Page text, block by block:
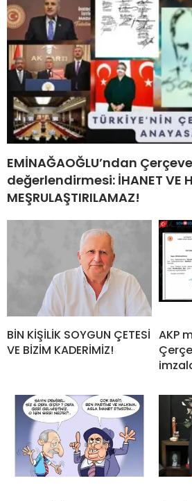
EMİNAĞAOĞLU’ndan
değerlendirmesi: İHANET VE
MEŞRULAŞTIRILAMAZ!
BİN KİŞİLİK SOYGUN ÇETESİ
VE BİZİM KADERİMİZ!
AKP